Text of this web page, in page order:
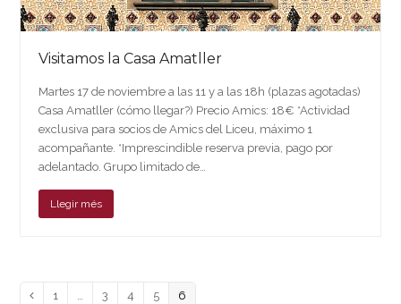
Visitamos la Casa Amatller
Martes 17 de noviembre a las 11 y a las 18h (plazas agotadas)
Casa Amatller (cómo llegar?) Precio Amics: 18€ *Actividad
exclusiva para socios de Amics del Liceu, máximo 1
acompañante. *Imprescindible reserva previa, pago por
adelantado. Grupo limitado de…
Llegir més
Anterior
Page
1 … Page
3 Page
4 Page
5 Page
6